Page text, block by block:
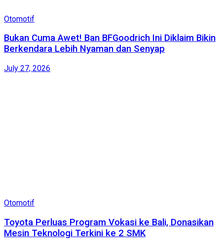
Otomotif
Bukan Cuma Awet! Ban BFGoodrich Ini Diklaim Bikin
Berkendara Lebih Nyaman dan Senyap
July 27, 2026
Otomotif
Toyota Perluas Program Vokasi ke Bali, Donasikan
Mesin Teknologi Terkini ke 2 SMK